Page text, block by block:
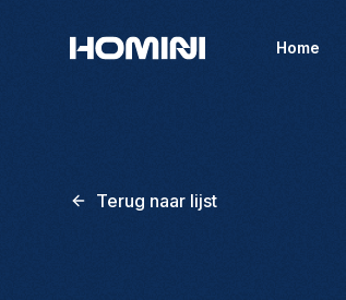
Home
Terug naar lijst